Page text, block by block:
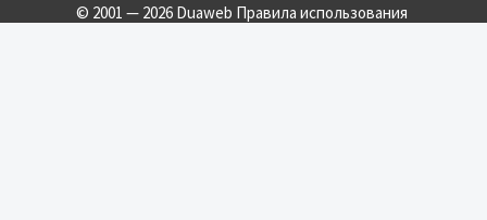
© 2001 — 2026 Duaweb Правила использования